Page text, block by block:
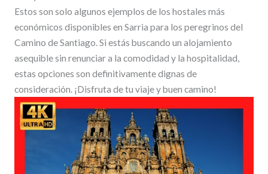
Estos son solo algunos ejemplos de los hostales más
económicos disponibles en Sarria para los peregrinos del
Camino de Santiago. Si estás buscando un alojamiento
asequible sin renunciar a la comodidad y la hospitalidad,
estas opciones son definitivamente dignas de
consideración. ¡Disfruta de tu viaje y buen camino!